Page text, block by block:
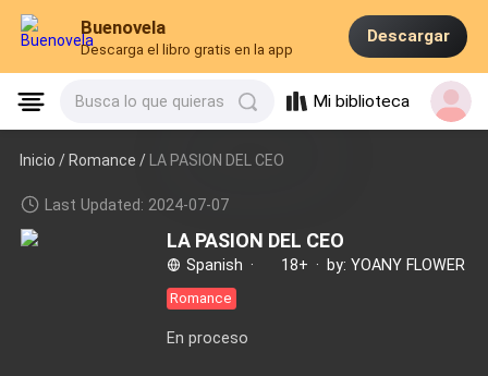
Buenovela
Descarga el libro gratis en la app
Descargar
Busca lo que quieras Mi biblioteca
Inicio /Romance / LA PASION DEL CEO
Last Updated: 2024-07-07
LA PASION DEL CEO
Spanish · 18+ · by: YOANY FLOWER
Romance
En proceso